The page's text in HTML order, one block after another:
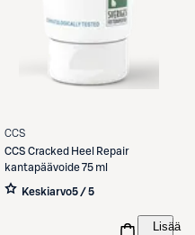
CCS
CCS Cracked Heel Repair
kantapäävoide 75 ml
Keskiarvo5 / 5
Lisää